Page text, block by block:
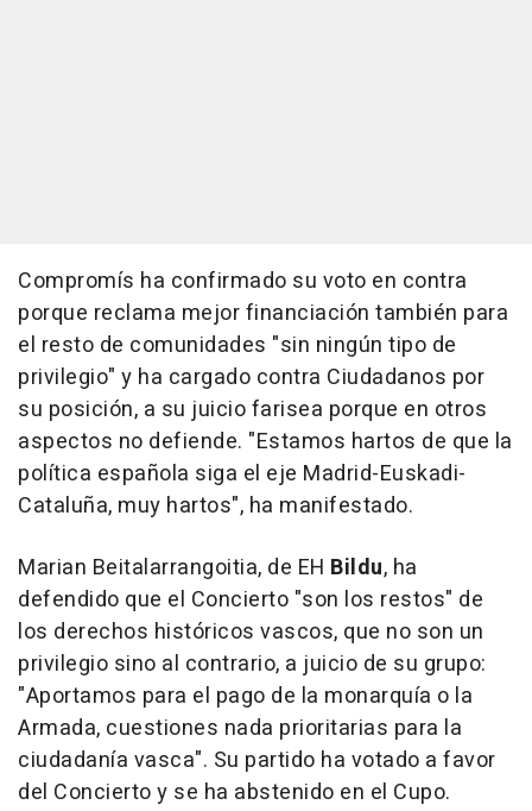
Compromís ha confirmado su voto en contra
porque reclama mejor financiación también para
el resto de comunidades "sin ningún tipo de
privilegio" y ha cargado contra Ciudadanos por
su posición, a su juicio farisea porque en otros
aspectos no defiende. "Estamos hartos de que la
política española siga el eje Madrid-Euskadi-
Cataluña, muy hartos", ha manifestado.
Marian Beitalarrangoitia, de EH Bildu, ha
defendido que el Concierto "son los restos" de
los derechos históricos vascos, que no son un
privilegio sino al contrario, a juicio de su grupo:
"Aportamos para el pago de la monarquía o la
Armada, cuestiones nada prioritarias para la
ciudadanía vasca". Su partido ha votado a favor
del Concierto y se ha abstenido en el Cupo.